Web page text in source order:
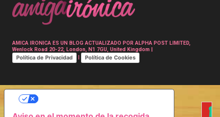
AMICA IRONICA ES UN BLOG ACTUALIZADO POR ALPHA POST LIMITED,
Wenlock Road 20-22, London, N1 7GU, United Kingdom |
Política de Privacidad Política de Cookies
SUS OPCIONES DE PRIVACIDAD